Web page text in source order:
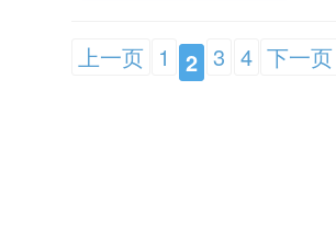
上一页 1 2 3 4 下一页